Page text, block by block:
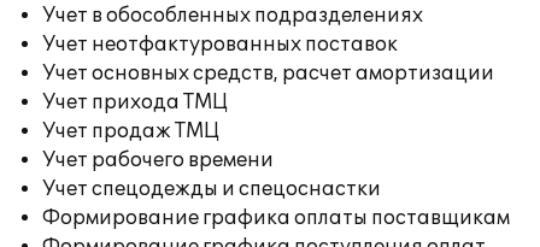
Учет в обособленных подразделениях
Учет неотфактурованных поставок
Учет основных средств, расчет амортизации
Учет прихода ТМЦ
Учет продаж ТМЦ
Учет рабочего времени
Учет спецодежды и спецоснастки
Формирование графика оплаты поставщикам